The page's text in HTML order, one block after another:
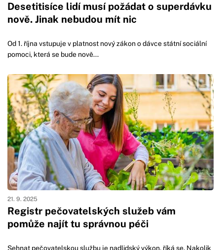
Desetitisíce lidí musí požádat o superdávku
nově. Jinak nebudou mít nic
Od 1. října vstupuje v platnost nový zákon o dávce státní sociální
pomoci, která se bude nově...
Registr pečovatelských služeb vám
pomůže najít tu správnou péči
21. 9. 2025
Sehnat pečovatelskou službu je nadlidský výkon, říká se. Nakolik